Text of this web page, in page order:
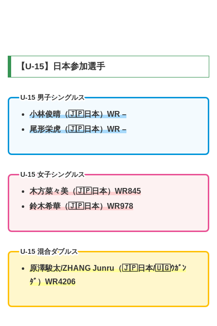
【U-15】日本参加選手
U-15 男子シングルス
小林俊晴（🇯🇵日本）WR –
尾形栄虎（🇯🇵日本）WR –
U-15 女子シングルス
木方菜々美（🇯🇵日本）WR845
鈴木希華（🇯🇵日本）WR978
U-15 混合ダブルス
原澤駿太/ZHANG Junru（🇯🇵日本/🇺🇬ｳｶﾞﾝ
ﾀﾞ）WR4206